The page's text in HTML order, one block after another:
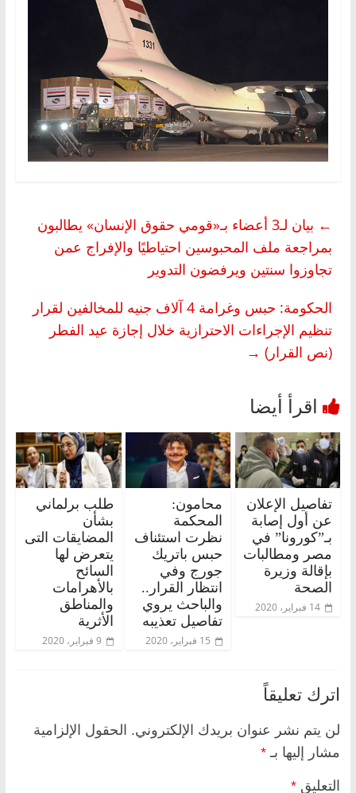
←
بيان لـ3 أعضاء بـ«قومي حقوق الإنسان» يطالبون
بمراجعة ملف المحبوسين احتياطيًا والإفراج عمن
تجاوزوا سنتين ويرفضون التدوير
الحكومة: حبس وغرامة 4 آلاف جنيه للمخالفين لقرار
تنظيم الإجراءات الاحترازية خلال إجازة عيد الفطر
(نص القرار) →
تفاصيل الإعلان
عن أول إصابة
بـ”كورونا” في
مصر ومطالبات
بإقالة وزيرة
الصحة
14 فبراير، 2020
محامون:
المحكمة
نظرت استئناف
حبس باتريك
جورج وفي
انتظار القرار..
والباحث يروي
تفاصيل تعذيبه
15 فبراير، 2020
طلب برلماني
بشأن
المضايقات التى
يتعرض لها
السائح
بالأهرامات
والمناطق
الأثرية
9 فبراير، 2020
اترك تعليقاً
لن يتم نشر عنوان بريدك الإلكتروني. الحقول الإلزامية
مشار إليها بـ *
التعليق *